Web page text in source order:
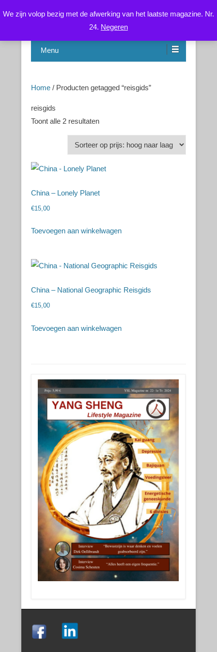
We zijn volop bezig met de afwerking van het laatste magazine. Nr.
24. Negeren
CNYS-TCM
Menu
Home / Producten getagged “reisgids”
reisgids
Toont alle 2 resultaten
China – Lonely Planet
€15,00
Toevoegen aan winkelwagen
China – National Geographic Reisgids
€15,00
Toevoegen aan winkelwagen